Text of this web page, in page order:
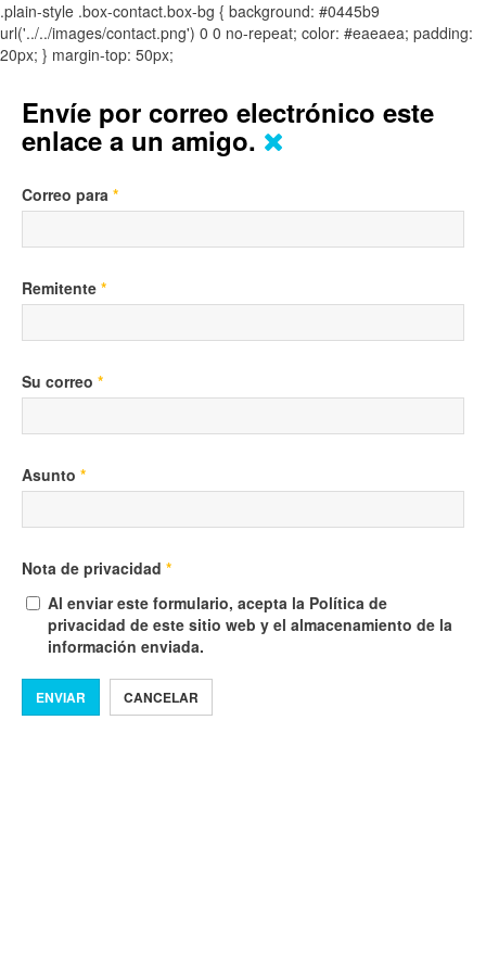
.plain-style .box-contact.box-bg { background: #0445b9
url('../../images/contact.png') 0 0 no-repeat; color: #eaeaea; padding:
20px; } margin-top: 50px;
Envíe por correo electrónico este
enlace a un amigo.
Correo para *
Remitente *
Su correo *
Asunto *
Nota de privacidad *
Al enviar este formulario, acepta la Política de
privacidad de este sitio web y el almacenamiento de la
información enviada.
ENVIAR CANCELAR